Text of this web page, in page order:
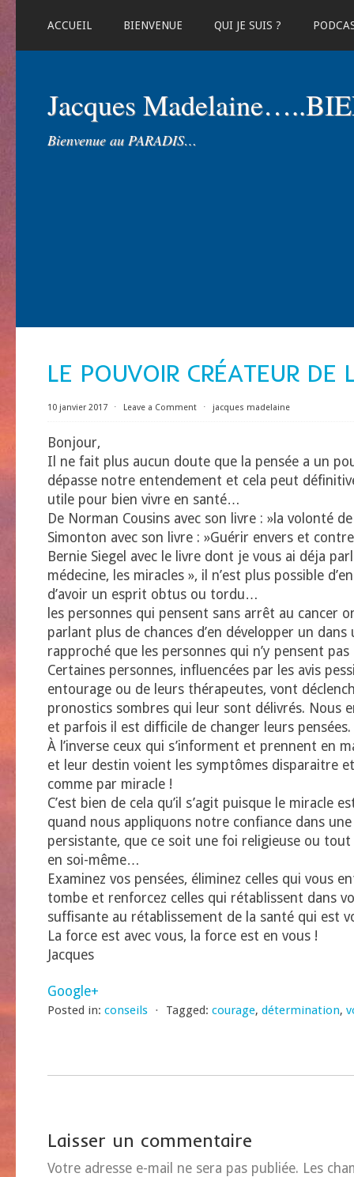
ACCUEIL BIENVENUE QUI JE SUIS ?
Jacques
Bienvenue au PARADIS…
LE POUVOIR CRÉATEUR DE
10 janvier 2017 ⋅ Leave a Comment ⋅ jacques madelaine
Bonjour,
Il ne fait plus aucun doute que la pensée a un
dépasse notre entendement et cela peut
utile pour bien vivre en santé…
De Norman Cousins avec son livre : »la volonté
Simonton avec son livre : »Guérir envers et
Bernie Siegel avec le livre dont je vous ai déja
médecine, les miracles », il n’est plus possible
d’avoir un esprit obtus ou tordu…
les personnes qui pensent sans arrêt au cancer
parlant plus de chances d’en développer un dans
rapproché que les personnes qui n’y pensent pas
Certaines personnes, influencées par les avis
entourage ou de leurs thérapeutes, vont
pronostics sombres qui leur sont délivrés. Nous
et parfois il est difficile de changer leurs pensées.
À l’inverse ceux qui s’informent et prennent en
et leur destin voient les symptômes disparaitre
comme par miracle !
C’est bien de cela qu’il s’agit puisque le miracle
quand nous appliquons notre confiance dans
persistante, que ce soit une foi religieuse ou
en soi-même…
Examinez vos pensées, éliminez celles qui vous
tombe et renforcez celles qui rétablissent dans
suffisante au rétablissement de la santé qui est
La force est avec vous, la force est en vous !
Jacques
Google+
Posted in: conseils ⋅ Tagged: courage, détermination,
Laisser un commentaire
Votre adresse e-mail ne sera pas publiée. Les